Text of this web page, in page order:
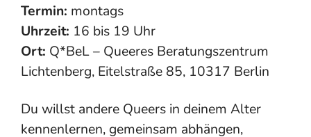
Termin: montags
Uhrzeit: 16 bis 19 Uhr
Ort: Q*BeL – Queeres Beratungszentrum
Lichtenberg, Eitelstraße 85, 10317 Berlin
Du willst andere Queers in deinem Alter
kennenlernen, gemeinsam abhängen,